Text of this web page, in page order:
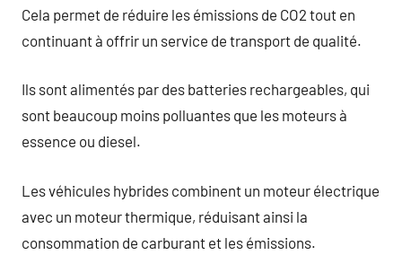
Cela permet de réduire les émissions de CO2 tout en
continuant à offrir un service de transport de qualité.
Ils sont alimentés par des batteries rechargeables, qui
sont beaucoup moins polluantes que les moteurs à
essence ou diesel.
Les véhicules hybrides combinent un moteur électrique
avec un moteur thermique, réduisant ainsi la
consommation de carburant et les émissions.